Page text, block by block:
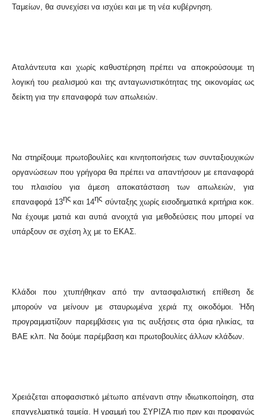
Ταμείων, θα συνεχίσει να ισχύει και με τη νέα κυβέρνηση.
Αταλάντευτα και χωρίς καθυστέρηση πρέπει να αποκρούσουμε τη
λογική του ρεαλισμού και της ανταγωνιστικότητας της οικονομίας ως
δείκτη για την επαναφορά των απωλειών.
Να στηρίξουμε πρωτοβουλίες και κινητοποιήσεις των συνταξιουχικών
οργανώσεων που γρήγορα θα πρέπει να απαντήσουν με επαναφορά
του πλαισίου για άμεση αποκατάσταση των απωλειών, για
επαναφορά 13ηςκαι 14ης σύνταξης χωρίς εισοδηματικά κριτήρια κοκ.
Να έχουμε ματιά και αυτιά ανοιχτά για μεθοδεύσεις που μπορεί να
υπάρξουν σε σχέση λχ με το ΕΚΑΣ.
Κλάδοι που χτυπήθηκαν από την αντασφαλιστική επίθεση δε
μπορούν να μείνουν με σταυρωμένα χεριά πχ οικοδόμοι. Ήδη
προγραμματίζουν παρεμβάσεις για τις αυξήσεις στα όρια ηλικίας, τα
ΒΑΕ κλπ. Να δούμε παρέμβαση και πρωτοβουλίες άλλων κλάδων.
Χρειάζεται αποφασιστικό μέτωπο απέναντι στην ιδιωτικοποίηση, στα
επαγγελματικά ταμεία. Η γραμμή του ΣΥΡΙΖΑ πιο πριν και προφανώς